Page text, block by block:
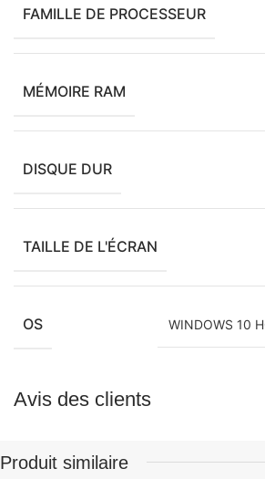
FAMILLE DE PROCESSEUR
MÉMOIRE RAM
DISQUE DUR
TAILLE DE L'ÉCRAN
OS WINDOWS 10
Avis des clients
Produit similaire